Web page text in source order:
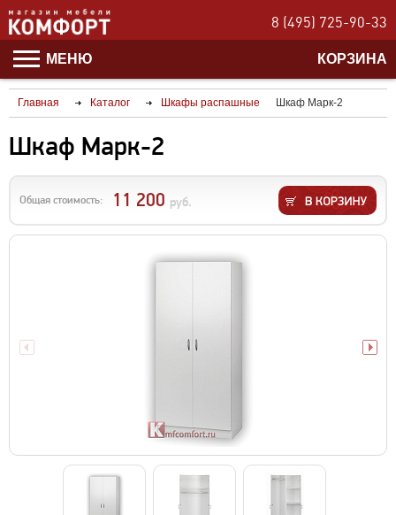
8 (495) 725-90-33
МЕНЮ КОРЗИНА
Главная Каталог Шкафы распашные Шкаф Марк-2
Шкаф Марк-2
Общая стоимость: 11 200 руб.